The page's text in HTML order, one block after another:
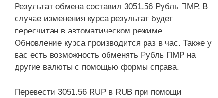
Результат обмена составил 3051.56 Рубль ПМР. В
случае изменения курса результат будет
пересчитан в автоматическом режиме.
Обновление курса производится раз в час. Также у
вас есть возможность обменять Рубль ПМР на
другие валюты с помощью формы справа.
Перевести 3051.56 RUP в RUB при помощи